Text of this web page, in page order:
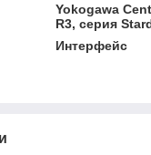
Yokogawa
R3, серия
Интерфейс